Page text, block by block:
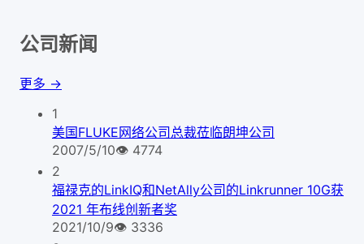
公司新闻
更多 →
1
美国FLUKE网络公司总裁莅临朗坤公司
2007/5/10👁 4774
2
福禄克的LinkIQ和NetAlly公司的Linkrunner 10G获
2021 年布线创新者奖
2021/10/9👁 3336